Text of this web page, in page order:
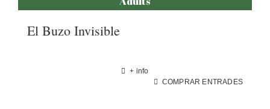
El Buzo Invisible
+ info
COMPRAR ENTRADES